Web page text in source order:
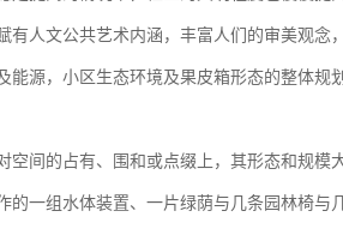
有人文公共艺术内涵，丰富人们的审美观
能源，小区生态环境及果皮箱形态的整体
空间的占有、围和或点缀上，其形态和规
的一组水体装置、一片绿荫与几条园林椅